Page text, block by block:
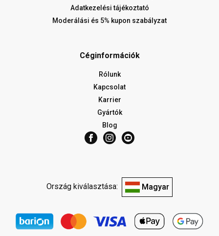
Adatkezelési tájékoztató
Moderálási és 5% kupon szabályzat
Céginformációk
Rólunk
Kapcsolat
Karrier
Gyártók
Blog
Ország kiválasztása: Magyar